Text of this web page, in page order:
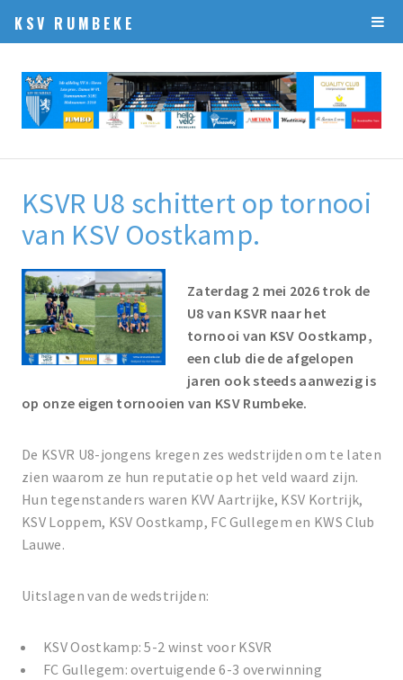
KSV RUMBEKE
KSVR U8 schittert op tornooi
van KSV Oostkamp.
Zaterdag 2 mei 2026 trok de
U8 van KSVR naar het
tornooi van KSV Oostkamp,
een club die de afgelopen
jaren ook steeds aanwezig is
op onze eigen tornooien van KSV Rumbeke.
De KSVR U8-jongens kregen zes wedstrijden om te laten
zien waarom ze hun reputatie op het veld waard zijn.
Hun tegenstanders waren KVV Aartrijke, KSV Kortrijk,
KSV Loppem, KSV Oostkamp, FC Gullegem en KWS Club
Lauwe.
Uitslagen van de wedstrijden:
KSV Oostkamp: 5-2 winst voor KSVR
FC Gullegem: overtuigende 6-3 overwinning